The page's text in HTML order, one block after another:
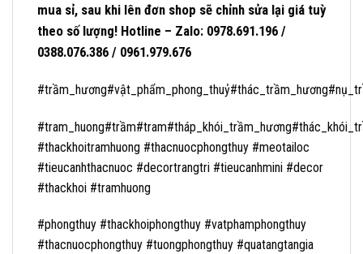
mua sỉ, sau khi lên đơn shop sẽ chỉnh sửa lại giá tuỳ
theo số lượng! Hotline – Zalo: 0978.691.196 /
0388.076.386 / 0961.979.676
#thackhoitramhuong #thacnuocphongthuy #meotailoc
#tieucanhthacnuoc #decortrangtri #tieucanhmini #decor
#thackhoi #tramhuong
#phongthuy #thackhoiphongthuy #vatphamphongthuy
#thacnuocphongthuy #tuongphongthuy #quatangtangia